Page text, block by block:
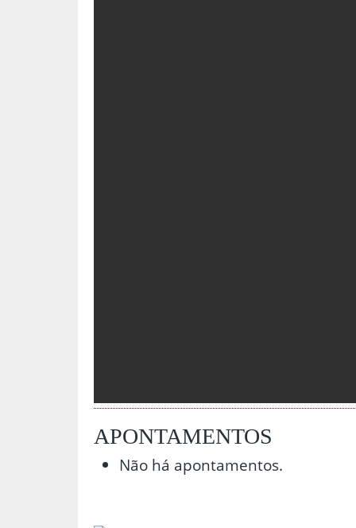
APONTAMENTOS
Não há apontamentos.